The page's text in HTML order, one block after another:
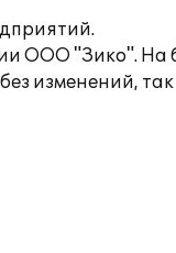
ООО "Зико". На
изменений,